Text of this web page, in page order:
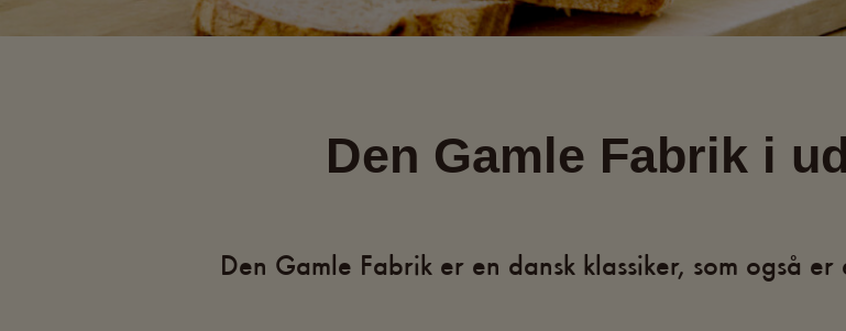
Den Gamle Fabrik i
Den Gamle Fabrik er en dansk klassiker, som også